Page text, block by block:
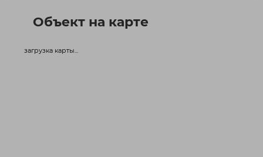
Объект на карте
загрузка карты...